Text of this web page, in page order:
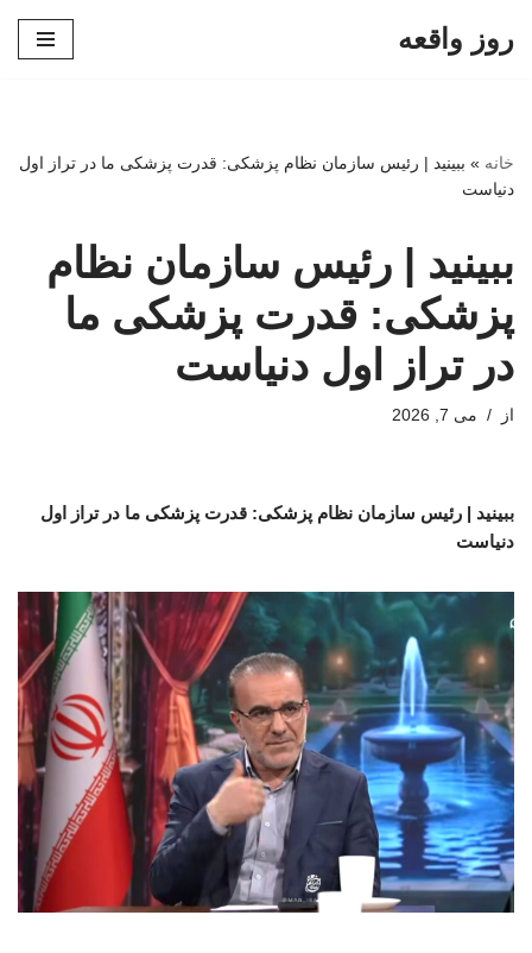
روز واقعه
خانه » ببینید | رئیس سازمان نظام پزشکی: قدرت پزشکی ما در تراز اول
دنیاست
ببینید | رئیس سازمان نظام
پزشکی: قدرت پزشکی ما
در تراز اول دنیاست
از می 7, 2026
ببینید | رئیس سازمان نظام پزشکی: قدرت پزشکی ما در تراز اول
دنیاست